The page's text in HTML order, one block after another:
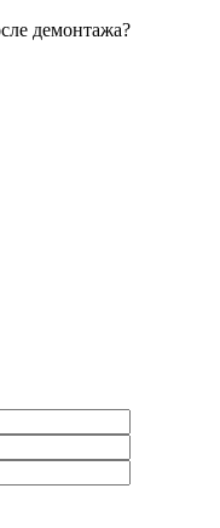
демонтажа?